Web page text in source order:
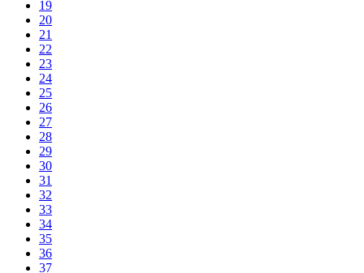
19
20
21
22
23
24
25
26
27
28
29
30
31
32
33
34
35
36
37